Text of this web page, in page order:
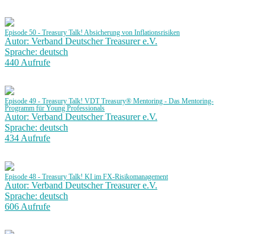
Episode 50 - Treasury Talk! Absicherung von Inflationsrisiken
Autor: Verband Deutscher Treasurer e.V.
Sprache: deutsch
440 Aufrufe
Episode 49 - Treasury Talk! VDT Treasury® Mentoring - Das Mentoring-
Programm für Young Professionals
Autor: Verband Deutscher Treasurer e.V.
Sprache: deutsch
434 Aufrufe
Episode 48 - Treasury Talk! KI im FX-Risikomanagement
Autor: Verband Deutscher Treasurer e.V.
Sprache: deutsch
606 Aufrufe